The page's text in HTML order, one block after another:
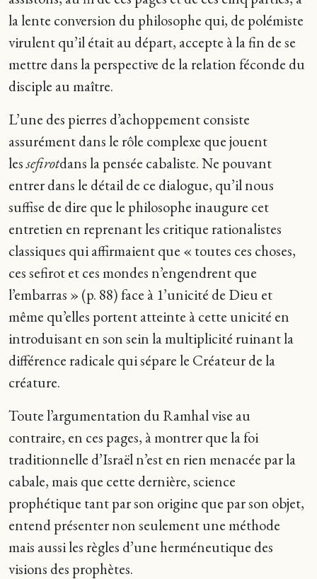
la lente conversion du philosophe qui, de polémiste
virulent qu’il était au départ, accepte à la fin de se
mettre dans la perspective de la relation féconde du
disciple au maître.
L’une des pierres d’achoppement consiste
assurément dans le rôle complexe que jouent
lessefirotdans la pensée cabaliste. Ne pouvant
entrer dans le détail de ce dialogue, qu’il nous
suffise de dire que le philosophe inaugure cet
entretien en reprenant les critique rationalistes
classiques qui affirmaient que « toutes ces choses,
ces sefirot et ces mondes n’engendrent que
l’embarras » (p. 88) face à 1’unicité de Dieu et
même qu’elles portent atteinte à cette unicité en
introduisant en son sein la multiplicité ruinant la
différence radicale qui sépare le Créateur de la
créature.
Toute l’argumentation du Ramhal vise au
contraire, en ces pages, à montrer que la foi
traditionnelle d’Israël n’est en rien menacée par la
cabale, mais que cette dernière, science
prophétique tant par son origine que par son objet,
entend présenter non seulement une méthode
mais aussi les règles d’une herméneutique des
visions des prophètes.